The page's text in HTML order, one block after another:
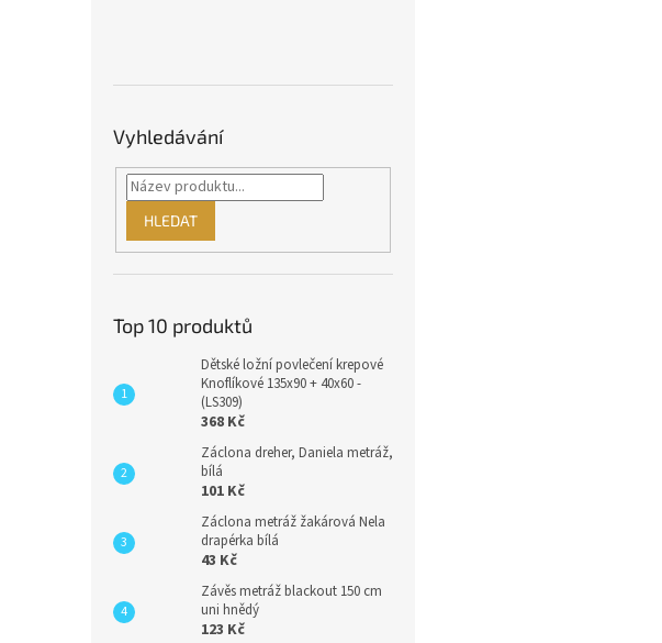
Vyhledávání
HLEDAT
Top 10 produktů
Dětské ložní povlečení krepové
Knoflíkové 135x90 + 40x60 -
(LS309)
368 Kč
Záclona dreher, Daniela metráž,
bílá
101 Kč
Záclona metráž žakárová Nela
drapérka bílá
43 Kč
Závěs metráž blackout 150 cm
uni hnědý
123 Kč